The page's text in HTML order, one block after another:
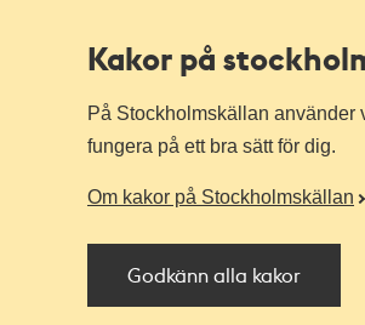
Kakor på
På Stockholmskällan använder
fungera på ett bra sätt för dig.
Om kakor på Stockholmskällan
Godkänn alla kakor